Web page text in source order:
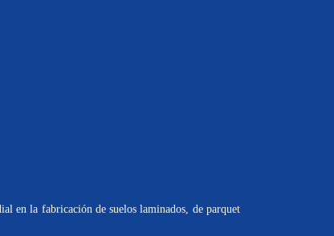
en la fabricación de suelos laminados, de parquet